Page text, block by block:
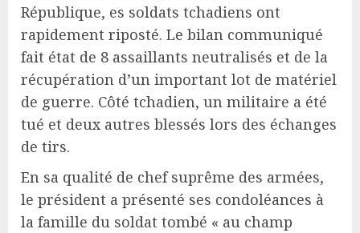
République, es soldats tchadiens ont
rapidement riposté. Le bilan communiqué
fait état de 8 assaillants neutralisés et de la
récupération d’un important lot de matériel
de guerre. Côté tchadien, un militaire a été
tué et deux autres blessés lors des échanges
de tirs.
En sa qualité de chef suprême des armées,
le président a présenté ses condoléances à
la famille du soldat tombé « au champ